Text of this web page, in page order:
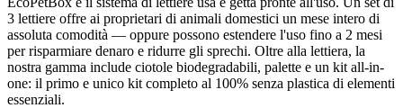
3 lettiere offre ai proprietari di animali domestici un mese intero di
assoluta comodità — oppure possono estendere l'uso fino a 2 mesi
per risparmiare denaro e ridurre gli sprechi. Oltre alla lettiera, la
nostra gamma include ciotole biodegradabili, palette e un kit all-in-
one: il primo e unico kit completo al 100% senza plastica di elementi
essenziali.